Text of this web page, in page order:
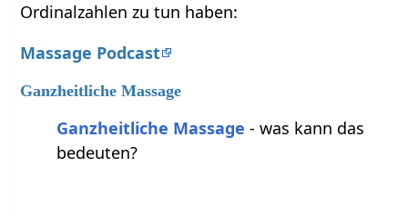
Ordinalzahlen zu tun haben:
Massage Podcast
Ganzheitliche Massage
Ganzheitliche Massage- was kann das
bedeuten?